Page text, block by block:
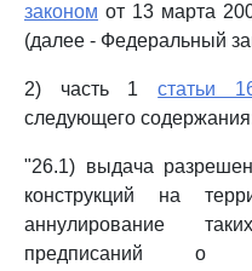
законом от 13 марта
(далее - Федеральный
2) часть 1статьи
следующего
"26.1) выдача
конструкций на
аннулирование
предписаний о